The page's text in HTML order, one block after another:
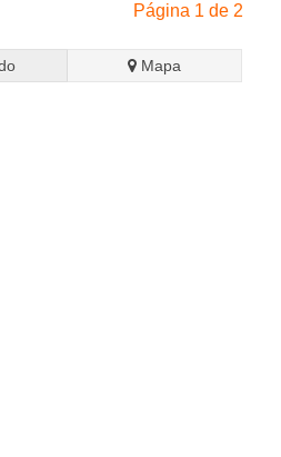
Página 1 de 2
Mapa